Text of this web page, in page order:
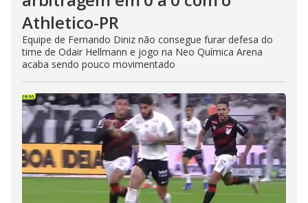
Athletico-PR
Equipe de Fernando Diniz não consegue furar defesa do
time de Odair Hellmann e jogo na Neo Química Arena
acaba sendo pouco movimentado